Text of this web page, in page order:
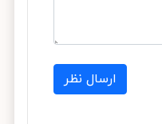
ارسال نظر